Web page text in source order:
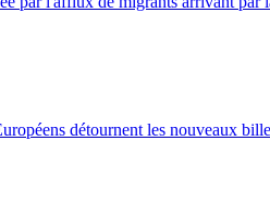
détournent les nouveaux